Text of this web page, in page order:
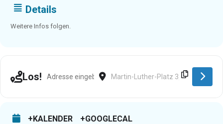
Details
Weitere Infos folgen.
Los! Address - Fulda [kt8R4Qwz8]Destination Address - Fulda
+KALENDER +GOOGLECAL